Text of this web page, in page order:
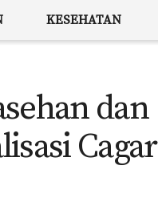
KESEHATAN
dan
Cagar